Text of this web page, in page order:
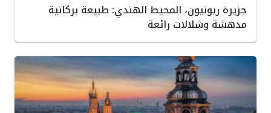
جزيرة ريونيون، المحيط الهندي: طبيعة بركانية
مدهشة وشلالات رائعة